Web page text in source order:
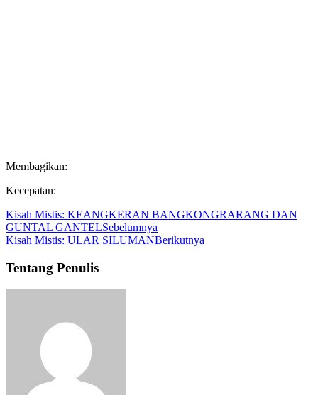
Membagikan:
Kecepatan:
Kisah Mistis: KEANGKERAN BANGKONGRARANG DAN
GUNTAL GANTELSebelumnya
Kisah Mistis: ULAR SILUMANBerikutnya
Tentang Penulis